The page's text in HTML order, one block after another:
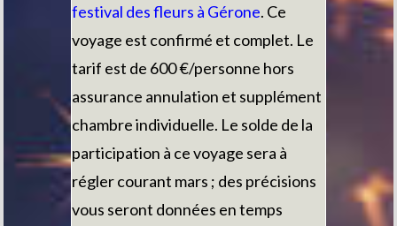
festival des fleurs à Gérone. Ce
voyage est confirmé et complet. Le
tarif est de 600 €/personne hors
assurance annulation et supplément
chambre individuelle. Le solde de la
participation à ce voyage sera à
régler courant mars ; des précisions
vous seront données en temps